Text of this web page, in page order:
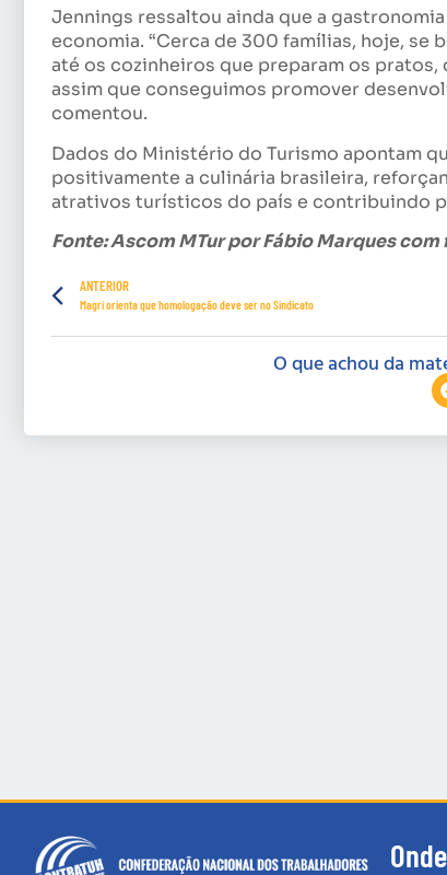
Jennings ressaltou ainda que a
economia. “Cerca de 300 famílias, hoje, se
até os cozinheiros que preparam os
assim que conseguimos promover
comentou.
Dados do Ministério do Turismo apontam
positivamente a culinária brasileira,
atrativos turísticos do país e contribuindo
Fonte: Ascom MTur por Fábio Marques
ANTERIOR
Magri orienta que homologação deve ser no Sindicato
O que achou da